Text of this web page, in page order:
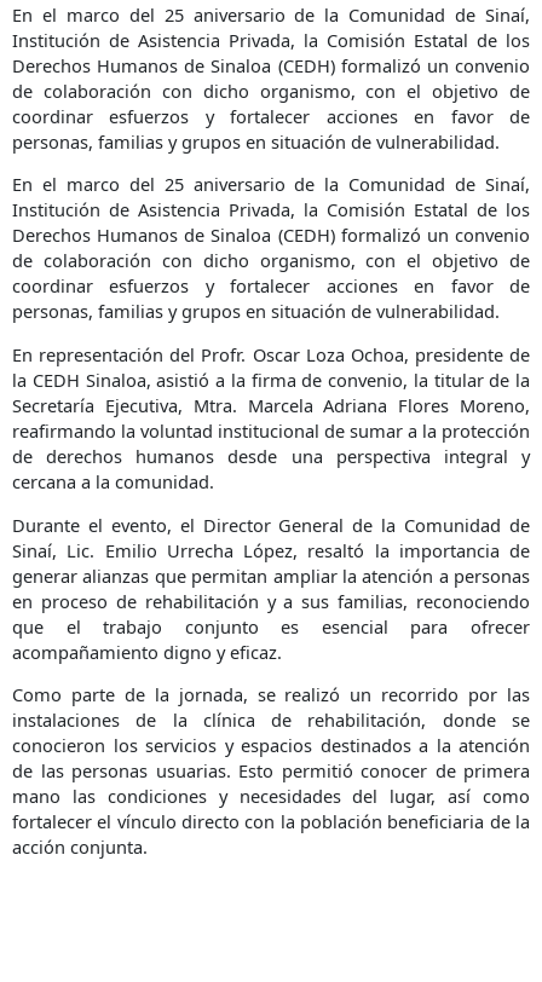
En el marco del 25 aniversario de la Comunidad de Sinaí,
Institución de Asistencia Privada, la Comisión Estatal de los
Derechos Humanos de Sinaloa (CEDH) formalizó un convenio
de colaboración con dicho organismo, con el objetivo de
coordinar esfuerzos y fortalecer acciones en favor de
personas, familias y grupos en situación de vulnerabilidad.
En el marco del 25 aniversario de la Comunidad de Sinaí,
Institución de Asistencia Privada, la Comisión Estatal de los
Derechos Humanos de Sinaloa (CEDH) formalizó un convenio
de colaboración con dicho organismo, con el objetivo de
coordinar esfuerzos y fortalecer acciones en favor de
personas, familias y grupos en situación de vulnerabilidad.
En representación del Profr. Oscar Loza Ochoa, presidente de
la CEDH Sinaloa, asistió a la firma de convenio, la titular de la
Secretaría Ejecutiva, Mtra. Marcela Adriana Flores Moreno,
reafirmando la voluntad institucional de sumar a la protección
de derechos humanos desde una perspectiva integral y
cercana a la comunidad.
Durante el evento, el Director General de la Comunidad de
Sinaí, Lic. Emilio Urrecha López, resaltó la importancia de
generar alianzas que permitan ampliar la atención a personas
en proceso de rehabilitación y a sus familias, reconociendo
que el trabajo conjunto es esencial para ofrecer
acompañamiento digno y eficaz.
Como parte de la jornada, se realizó un recorrido por las
instalaciones de la clínica de rehabilitación, donde se
conocieron los servicios y espacios destinados a la atención
de las personas usuarias. Esto permitió conocer de primera
mano las condiciones y necesidades del lugar, así como
fortalecer el vínculo directo con la población beneficiaria de la
acción conjunta.